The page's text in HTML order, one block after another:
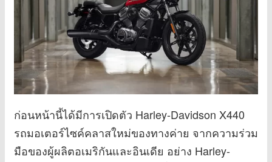
ก่อนหน้านี้ได้มีการเปิดตัว Harley-Davidson X440
รถมอเตอร์ไซค์คลาสใหม่ของทางค่าย จากความร่วม
มือของผู้ผลิตอเมริกันและอินเดีย อย่าง Harley-